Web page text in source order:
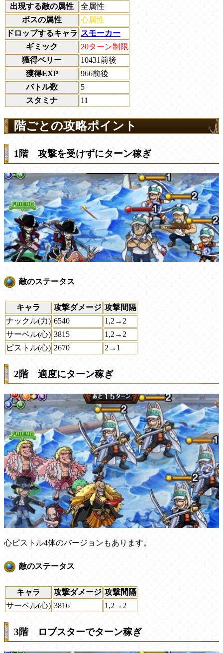
出現する敵の属性
全属性
ボスの属性
心属性
ドロップするキャラ スモーカー
ギミック
20ターン制限
獲得ベリー
10431前後
獲得EXP
966前後
バトル数
5
スタミナ
11
階ごとの攻略ポイント
1階 攻撃を受けずにターン稼ぎ
敵のステータス
キャラ 攻撃ダメージ 攻撃間隔
ナックル(力) 6540
1,2→2
サーベル(心) 3815
1,2→2
ピストル(心) 2670 2→1
2階 適度にターン稼ぎ
心ピストル4体のバージョンもあります。
敵のステータス
キャラ 攻撃ダメージ 攻撃間隔
サーベル(心) 3816 1,2→2
3階 ロブスターでターン稼ぎ